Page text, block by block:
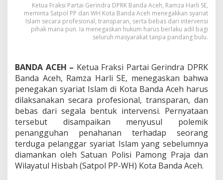
n
S
y
a
a
t
d
i
B
a
n
d
a
A
c
h
Ketua Fraksi Partai Gerindra DPRK Banda Aceh, Ramza Harli SE,
meminta Satpol PP dan WH Kota Banda Aceh menegakkan syariat
Islam secara profesional, transparan, serta bebas dari intervensi
pihak mana pun. Ia menegaskan hukum harus berlaku adil bagi
seluruh masyarakat tanpa pandang bulu.
BANDA ACEH – Ketua Fraksi Partai Gerindra DPRK
Banda Aceh, Ramza Harli SE, menegaskan bahwa
penegakan syariat Islam di Kota Banda Aceh harus
dilaksanakan secara profesional, transparan, dan
bebas dari segala bentuk intervensi. Pernyataan
tersebut disampaikan menyusul polemik
penangguhan penahanan terhadap seorang
terduga pelanggar syariat Islam yang sebelumnya
diamankan oleh Satuan Polisi Pamong Praja dan
Wilayatul Hisbah (Satpol PP-WH) Kota Banda Aceh.